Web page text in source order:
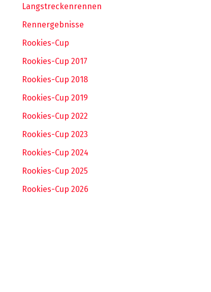
Langstreckenrennen
Rennergebnisse
Rookies-Cup
Rookies-Cup 2017
Rookies-Cup 2018
Rookies-Cup 2019
Rookies-Cup 2022
Rookies-Cup 2023
Rookies-Cup 2024
Rookies-Cup 2025
Rookies-Cup 2026